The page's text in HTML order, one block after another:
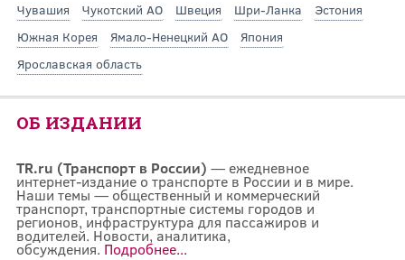
Чувашия
Чукотский АО Швеция Шри-Ланка
Эстония
Южная Корея
Ямало-Ненецкий АО
Япония
Ярославская область
ОБ ИЗДАНИИ
TR.ru (Транспорт в России) — ежедневное
интернет-издание о транспорте в России и в мире.
Наши темы — общественный и коммерческий
транспорт, транспортные системы городов и
регионов, инфраструктура для пассажиров и
водителей. Новости, аналитика,
обсуждения. Подробнее...